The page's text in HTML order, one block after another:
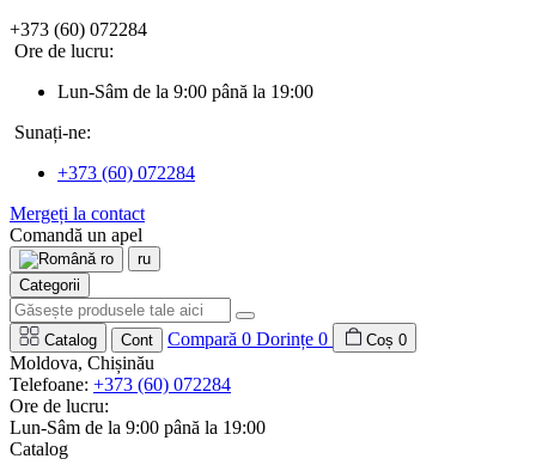
+373 (60) 072284
Ore de lucru:
Lun-Sâm de la 9:00 până la 19:00
Sunați-ne:
+373 (60) 072284
Mergeți la contact
Comandă un apel
ro
ru
Categorii
Catalog Cont Compară 0 Dorințe 0 Coș 0
Moldova, Chișinău
Telefoane: +373 (60) 072284
Ore de lucru:
Lun-Sâm de la 9:00 până la 19:00
Catalog